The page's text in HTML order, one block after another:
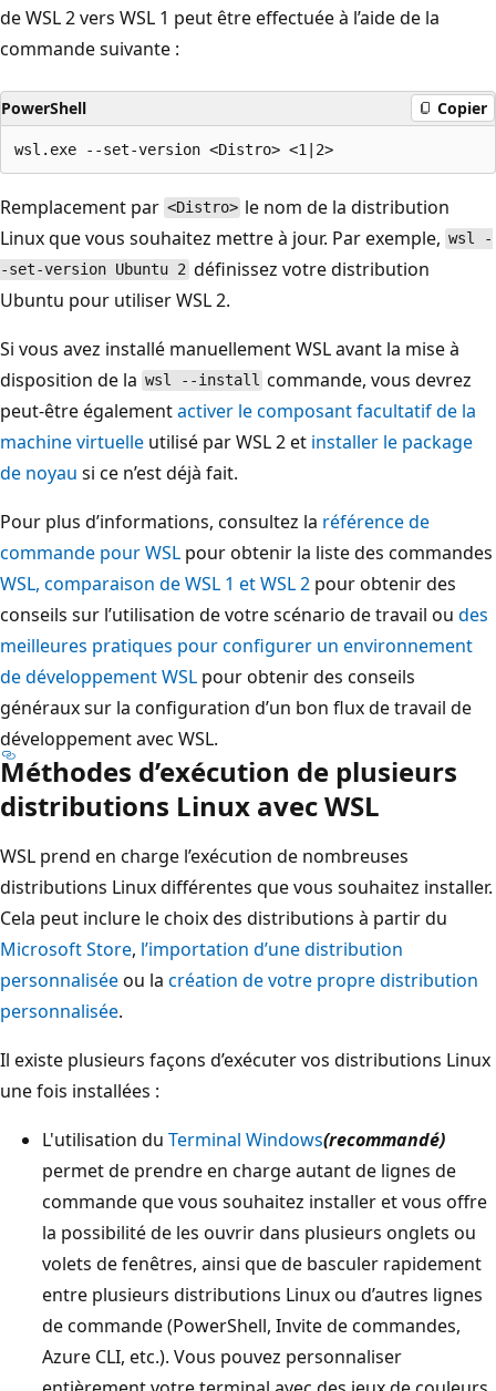
de WSL 2 vers WSL 1 peut être effectuée à l’aide de la
commande suivante :
PowerShell Copier
Remplacement par <Distro> le nom de la distribution
Linux que vous souhaitez mettre à jour. Par exemple, wsl -
-set-version Ubuntu 2 définissez votre distribution
Ubuntu pour utiliser WSL 2.
Si vous avez installé manuellement WSL avant la mise à
disposition de la wsl --install commande, vous devrez
peut-être égalementactiver le composant facultatif de la
machine virtuelle utilisé par WSL 2 et installer le package
de noyau si ce n’est déjà fait.
Pour plus d’informations, consultez la référence de
commande pour WSL pour obtenir la liste des commandes
WSL, comparaison de WSL 1 et WSL 2 pour obtenir des
conseils sur l’utilisation de votre scénario de travail ou des
meilleures pratiques pour configurer un environnement
de développement WSL pour obtenir des conseils
généraux sur la configuration d’un bon flux de travail de
développement avec WSL.
Méthodes d’exécution de plusieurs
distributions Linux avec WSL
WSL prend en charge l’exécution de nombreuses
distributions Linux différentes que vous souhaitez installer.
Cela peut inclure le choix des distributions à partir du
Microsoft Store, l’importation d’une distribution
personnaliséeou la création de votre propre distribution
personnalisée.
Il existe plusieurs façons d’exécuter vos distributions Linux
une fois installées :
L'utilisation du Terminal Windows(recommandé)
permet de prendre en charge autant de lignes de
commande que vous souhaitez installer et vous offre
la possibilité de les ouvrir dans plusieurs onglets ou
volets de fenêtres, ainsi que de basculer rapidement
entre plusieurs distributions Linux ou d’autres lignes
de commande (PowerShell, Invite de commandes,
Azure CLI, etc.). Vous pouvez personnaliser